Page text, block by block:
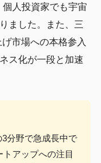
個人投資家でも宇宙
ました。また、三
市場への本格参入
ス化が一段と加速
分野で急成長中で
アップへの注目